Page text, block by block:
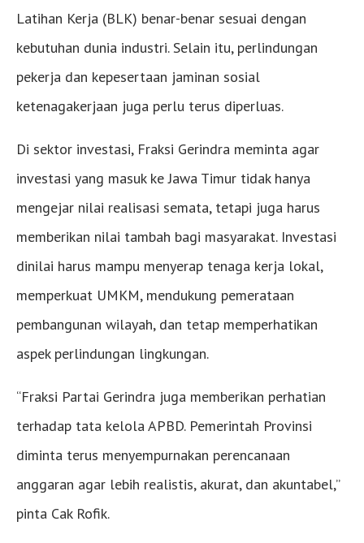
Latihan Kerja (BLK) benar-benar sesuai dengan
kebutuhan dunia industri. Selain itu, perlindungan
pekerja dan kepesertaan jaminan sosial
ketenagakerjaan juga perlu terus diperluas.
Di sektor investasi, Fraksi Gerindra meminta agar
investasi yang masuk ke Jawa Timur tidak hanya
mengejar nilai realisasi semata, tetapi juga harus
memberikan nilai tambah bagi masyarakat. Investasi
dinilai harus mampu menyerap tenaga kerja lokal,
memperkuat UMKM, mendukung pemerataan
pembangunan wilayah, dan tetap memperhatikan
aspek perlindungan lingkungan.
“Fraksi Partai Gerindra juga memberikan perhatian
terhadap tata kelola APBD. Pemerintah Provinsi
diminta terus menyempurnakan perencanaan
anggaran agar lebih realistis, akurat, dan akuntabel,”
pinta Cak Rofik.